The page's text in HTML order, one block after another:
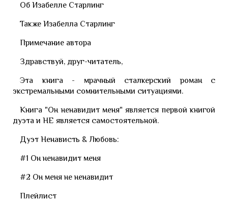
Об Изабелле Старлинг
Также Изабелла Старлинг
Примечание автора
Здравствуй, друг-читатель,
Эта книга - мрачный сталкерский роман с
экстремальными сомнительными ситуациями.
Книга "Он ненавидит меня" является первой книгой
дуэта и НЕ является самостоятельной.
Дуэт Ненависть & Любовь:
#1 Он ненавидит меня
#2 Он меня не ненавидит
Плейлист